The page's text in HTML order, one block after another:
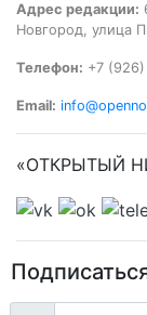
Адрес редакции:
Новгород, улица
Телефон: +7
Email:
«ОТКРЫТЫЙ